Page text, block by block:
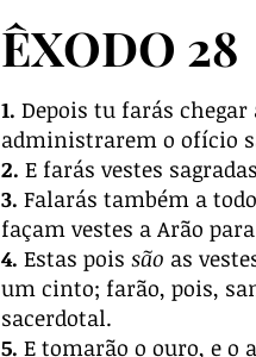
ÊXODO 28
1. Depois tu farás
administrarem o ofício
2. E farás vestes
3. Falarás também a
façam vestes a Arão
4. Estas pois são as
um cinto; farão, pois,
sacerdotal.
5. E tomarão o ouro, e o